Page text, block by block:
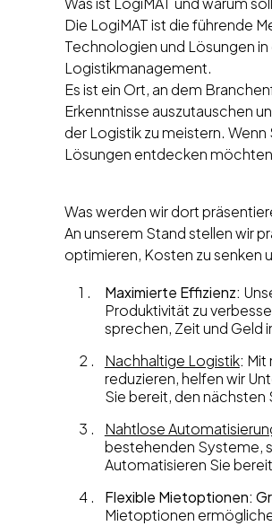
Die LogiMAT ist die führende
Technologien und Lösungen
Logistikmanagement.
Es ist ein Ort, an dem
Erkenntnisse auszutauschen
der Logistik zu meistern.
Lösungen entdecken
Was werden wir dort
An unserem Stand stellen wir
optimieren, Kosten zu senken
Maximierte Effizienz:
Produktivität zu
sprechen, Zeit und Geld
Nachhaltige Logistik: Mit
reduzieren, helfen wir
Sie bereit, den
Nahtlose
bestehenden Systeme,
Automatisieren Sie
Flexible Mietoptionen:
Mietoptionen